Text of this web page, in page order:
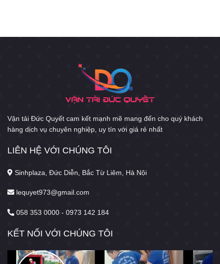
Vận tải Đức Quyết cam kết mạnh mẽ mang đến cho quý khách
hàng dịch vụ chuyên nghiệp, uy tín với giá rẻ nhất
LIÊN HỆ VỚI CHÚNG TÔI
Sinhplaza, Đức Diễn, Bắc Từ Liêm, Hà Nội
lequyet973@gmail.com
058 353 0000 - 0973 142 184
KẾT NỐI VỚI CHÚNG TÔI